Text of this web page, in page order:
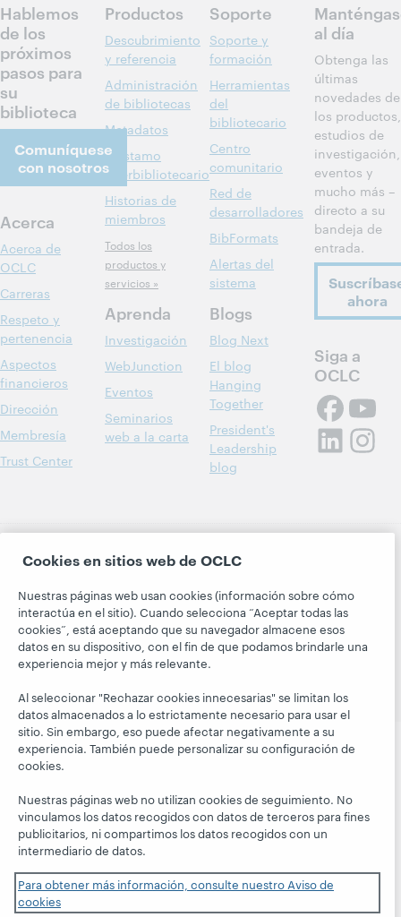
Hablemos
de los
próximos
pasos para
su
biblioteca
Comuníquese
con nosotros
Acerca
Acerca de
OCLC
Carreras
Respeto y
pertenencia
Aspectos
financieros
Dirección
Membresía
Trust Center
Productos
Descubrimiento
y referencia
Administración
de bibliotecas
Metadatos
Préstamo
interbibliotecario
Historias de
miembros
Todos los
productos y
servicios »
Aprenda
Investigación
WebJunction
Eventos
Seminarios
web a la carta
Soporte
Soporte y
formación
Herramientas
del
bibliotecario
Centro
comunitario
Red de
desarrolladores
BibFormats
Alertas del
sistema
Blogs
Blog Next
El blog
Hanging
Together
President's
Leadership
blog
al día
Obtenga las
últimas
novedades de
los productos,
estudios de
investigación,
eventos y
mucho más –
directo a su
bandeja de
entrada.
ahora
Siga a
OCLC
servicios nacionales e internacionales de OCLC, Inc. y de
sus miembros.
Declaración de privacidad Aviso de cookies
Personalizar las configuraciones de cookies
Cookies en sitios web de OCLC
Nuestras páginas web usan cookies (información sobre cómo
interactúa en el sitio). Cuando selecciona “Aceptar todas las
cookies”, está aceptando que su navegador almacene esos
datos en su dispositivo, con el fin de que podamos brindarle una
experiencia mejor y más relevante.
Al seleccionar "Rechazar cookies innecesarias" se limitan los
datos almacenados a lo estrictamente necesario para usar el
sitio. Sin embargo, eso puede afectar negativamente a su
experiencia. También puede personalizar su configuración de
cookies.
Nuestras páginas web no utilizan cookies de seguimiento. No
vinculamos los datos recogidos con datos de terceros para fines
publicitarios, ni compartimos los datos recogidos con un
intermediario de datos.
Para obtener más información, consulte nuestro Aviso de
cookies